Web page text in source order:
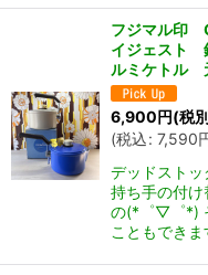
フジマル印
イジェスト
ルミケトル
6,900円(税
(税込: 7,590
デッドスト
持ち手の付け
の(*゜▽゜*)
こともでき